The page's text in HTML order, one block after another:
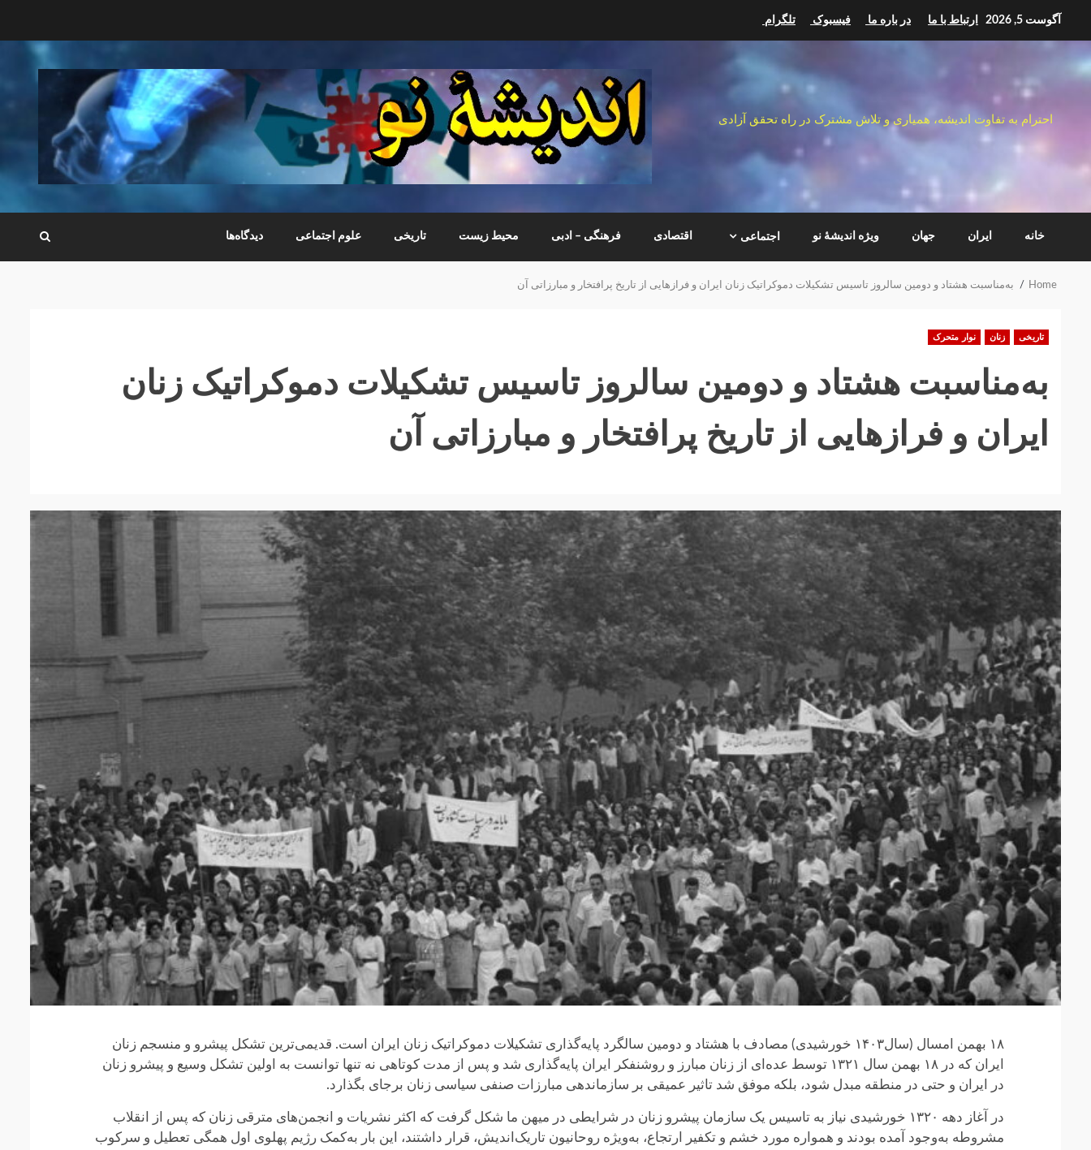
content
آگوست 5, 2026 ارتباط با ما در باره ما فیسبوک تلگرام
احترام به تفاوت اندیشه، همیاری و تلاش مشترک در راه تحقق آزادی
خانه ایران جهان ویژه اندیشهٔ نو اجتماعی اقتصادی فرهنگی – ادبی محیط زیست تاریخی علوم اجتماعی دیدگاه‌ها
Home به‌مناسبت هشتاد و دومین سالروز تاسیس تشکیلات دموکراتیک زنان ایران و فرازهایی از تاریخ پرافتخار و مبارزاتی آن
تاریخی زنان نوار متحرک
به‌مناسبت هشتاد و دومین سالروز تاسیس تشکیلات دموکراتیک زنان
ایران و فرازهایی از تاریخ پرافتخار و مبارزاتی آن
۱۸ بهمن امسال (سال۱۴۰۳ خورشیدی) مصادف با هشتاد و دومین سالگرد پایه‌گذاری تشکیلات دموکراتیک زنان ایران است. قدیمی‌ترین تشکل پیشرو و منسجم زنان
ایران که در ۱۸ بهمن سال ۱۳۲۱ توسط عده‌ای از زنان مبارز و روشنفکر ایران پایه‌گذاری شد و پس از مدت کوتاهی نه تنها توانست به اولین تشکل وسیع و پیشرو زنان
در ایران و حتی در منطقه مبدل شود، بلکه موفق شد تاثیر عمیقی بر سازماندهی مبارزات صنفی سیاسی زنان برجای بگذارد.
در آغاز دهه ۱۳۲۰ خورشیدی نیاز به تاسیس یک سازمان پیشرو زنان در شرایطی در میهن ما شکل گرفت که اکثر نشریات و انجمن‌های مترقی زنان که پس از انقلاب
مشروطه به‌وجود آمده بودند و همواره مورد خشم و تکفیر ارتجاع، به‌ویژه روحانیون تاریک‌اندیش، قرار داشتند، این بار به‌کمک رژیم پهلوی اول همگی تعطیل و سرکوب